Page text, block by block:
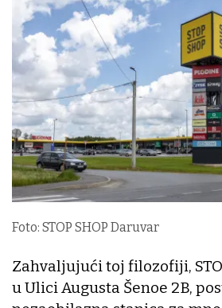
Foto: STOP SHOP Daruvar
Zahvaljujući toj filozofiji,
u Ulici Augusta Šenoe 2B,